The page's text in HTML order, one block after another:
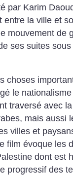
par Karim
entre la ville et
mouvement de
ses suites
choses
le
traversé avec
mais aussi
villes et
film évoque les
dont est
progressif des